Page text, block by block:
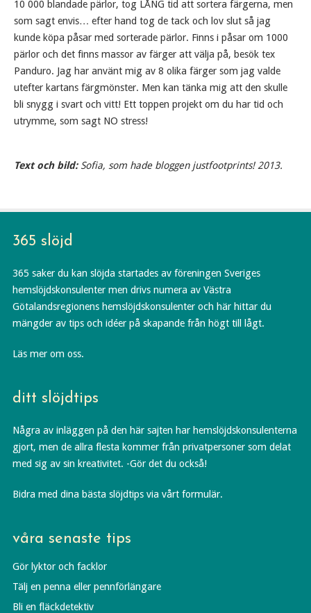
10 000 blandade pärlor, tog LÅNG tid att sortera färgerna, men
som sagt envis… efter hand tog de tack och lov slut så jag
kunde köpa påsar med sorterade pärlor. Finns i påsar om 1000
pärlor och det finns massor av färger att välja på, besök tex
Panduro. Jag har använt mig av 8 olika färger som jag valde
utefter kartans färgmönster. Men kan tänka mig att den skulle
bli snygg i svart och vitt! Ett toppen projekt om du har tid och
utrymme, som sagt NO stress!
Text och bild:Sofia, som hade bloggen justfootprints! 2013.
365 slöjd
365 saker du kan slöjda startades av föreningen Sveriges
hemslöjdskonsulenter men drivs numera av Västra
Götalandsregionens hemslöjdskonsulenter och här hittar du
mängder av tips och idéer på skapande från högt till lågt.
Läs mer om oss.
ditt slöjdtips
Några av inläggen på den här sajten har hemslöjdskonsulenterna
gjort, men de allra flesta kommer från privatpersoner som delat
med sig av sin kreativitet. -Gör det du också!
Bidra med dina bästa slöjdtips via vårt formulär.
våra senaste tips
Gör lyktor och facklor
Tälj en penna eller pennförlängare
Bli en fläckdetektiv